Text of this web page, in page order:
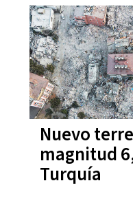
Nuevo
magnitud
Turquía